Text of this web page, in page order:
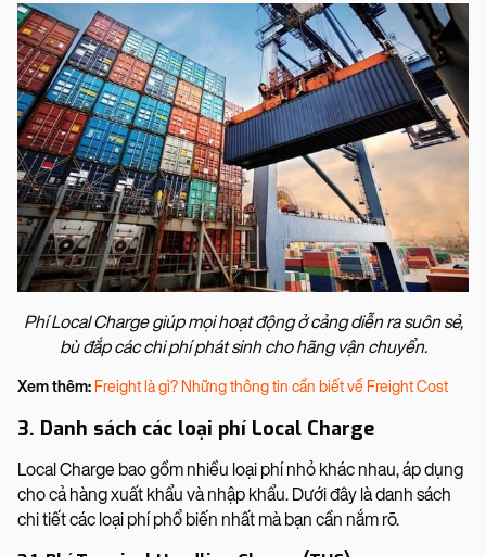
Phí Local Charge giúp mọi hoạt động ở cảng diễn ra suôn sẻ,
bù đắp các chi phí phát sinh cho hãng vận chuyển.
Xem thêm:Freight là gì? Những thông tin cần biết về Freight Cost
3. Danh sách các loại phí Local Charge
Local Charge bao gồm nhiều loại phí nhỏ khác nhau, áp dụng
cho cả hàng xuất khẩu và nhập khẩu. Dưới đây là danh sách
chi tiết các loại phí phổ biến nhất mà bạn cần nắm rõ.